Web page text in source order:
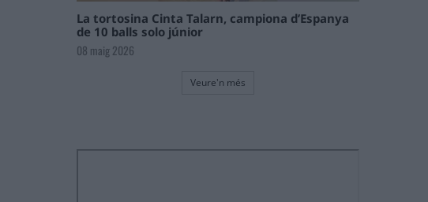
La tortosina Cinta Talarn, campiona d’Espanya
de 10 balls solo júnior
08 maig 2026
Veure'n més